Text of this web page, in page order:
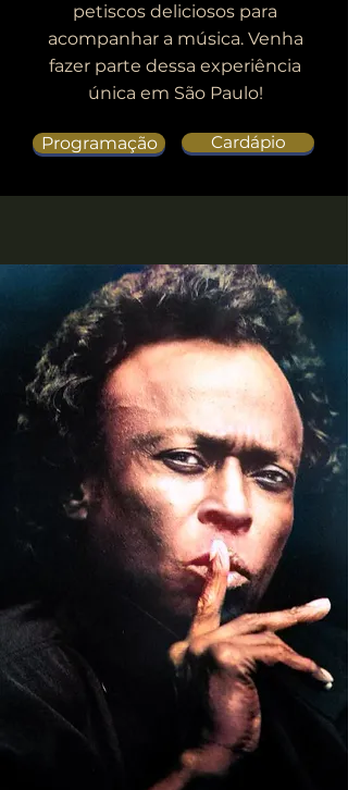
petiscos deliciosos para
acompanhar a música. Venha
fazer parte dessa experiência
única em São Paulo!
Programação Cardápio